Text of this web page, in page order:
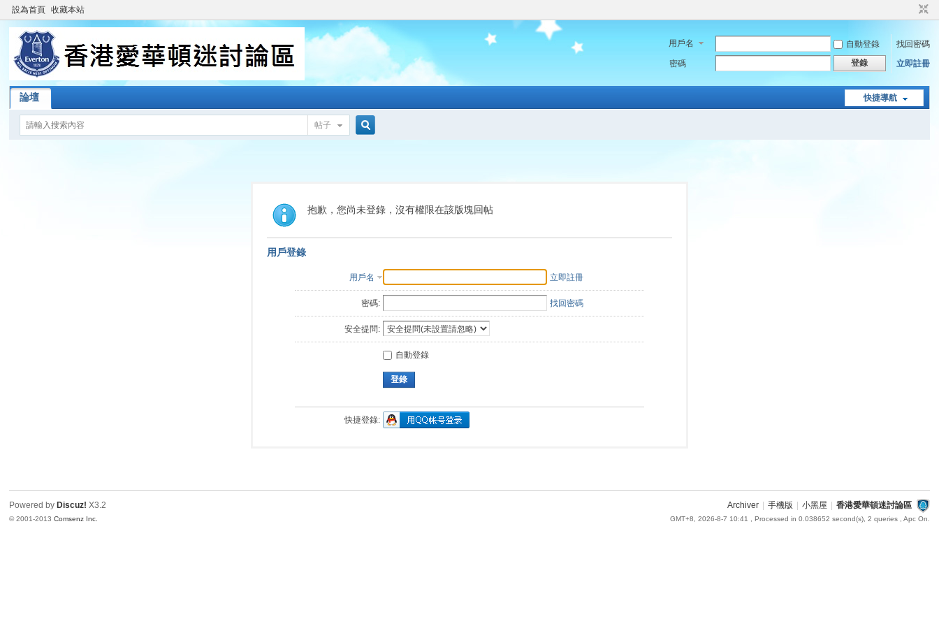
設為首頁 收藏本站
用戶名 自動登錄
找回密碼
密碼
登錄 立即註冊
快捷導航
論壇
帖子
索
抱歉，您尚未登錄，沒有權限在該版塊回帖
用戶登錄
用戶名 立即註冊
密碼: 找回密碼
安全提問:
自動登錄
登錄
快捷登錄:
Archiver 手機版 小黑屋 香港愛華頓迷討論區
GMT+8, 2026-8-7 10:41 , Processed in 0.038652 second(s), 2 queries , Apc On.
Powered by Discuz! X3.2
© 2001-2013Comsenz Inc.